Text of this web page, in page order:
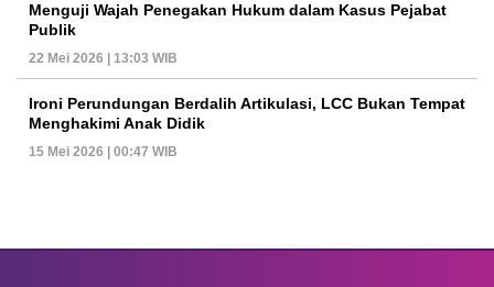
Menguji Wajah Penegakan Hukum dalam Kasus Pejabat
Publik
22 Mei 2026 | 13:03 WIB
Ironi Perundungan Berdalih Artikulasi, LCC Bukan Tempat
Menghakimi Anak Didik
15 Mei 2026 | 00:47 WIB